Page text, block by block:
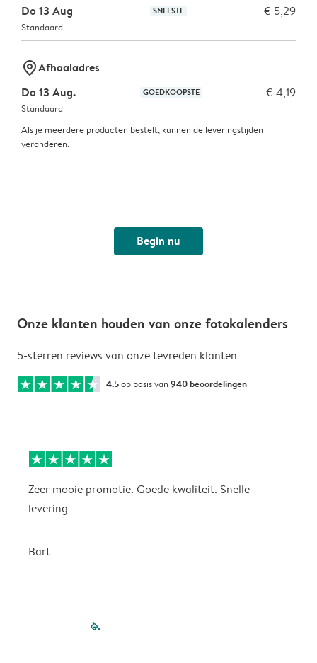
Do 13 Aug SNELSTE € 5,29
Standaard
marker-pinAfhaaladres
Do 13 Aug.
GOEDKOOPSTE € 4,19
Standaard
Als je meerdere producten bestelt, kunnen de leveringstijden
veranderen.
Begin nu
Onze klanten houden van onze fotokalenders
5-sterren reviews van onze tevreden klanten
4.5op basis van 940 beoordelingen
Zeer mooie promotie. Goede kwaliteit. Snelle
levering
Bart
filled-pagination